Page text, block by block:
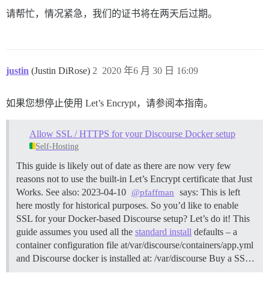
请帮忙，情况紧急，我们的证书将在两天后过期。
justin (Justin DiRose) 2020 年6 月 30 日 16:09
2
如果您想停止使用 Let’s Encrypt，请参阅本指南。
Allow SSL / HTTPS for your Discourse Docker setup
Self-Hosting
This guide is likely out of date as there are now very few
reasons not to use the built-in Let’s Encrypt certificate that Just
Works. See also: 2023-04-10 @pfaffman
says: This is left
here mostly for historical purposes. So you’d like to enable
SSL for your Docker-based Discourse setup? Let’s do it! This
guide assumes you used all the standard install defaults – a
container configuration file at/var/discourse/containers/app.yml
and Discourse docker is installed at: /var/discourse Buy a SS…